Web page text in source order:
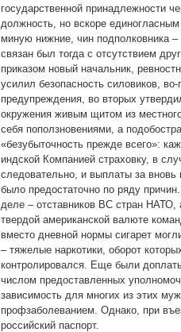
государственной принадлежности
должность, но вскоре
миную нижние, чин подполковника –
связан был тогда с отсутствием
приказом новый начальник,
усилил безопасность силовиков,
предупреждения, во вторых
окружения живым щитом из
себя поползновениями, а
«безубыточность прежде всего»:
индской Компанией страховку, в
следовательно, и выплаты за
было предостаточно по ряду
деле – отставников ВС стран
твердой американской валюте
вместо дневной нормы сигарет
– тяжелые наркотики, оборот
контролировался. Еще были
числом предоставленных
зависимость для многих из этих
профзаболеванием. Однако, при
российский паспорт.